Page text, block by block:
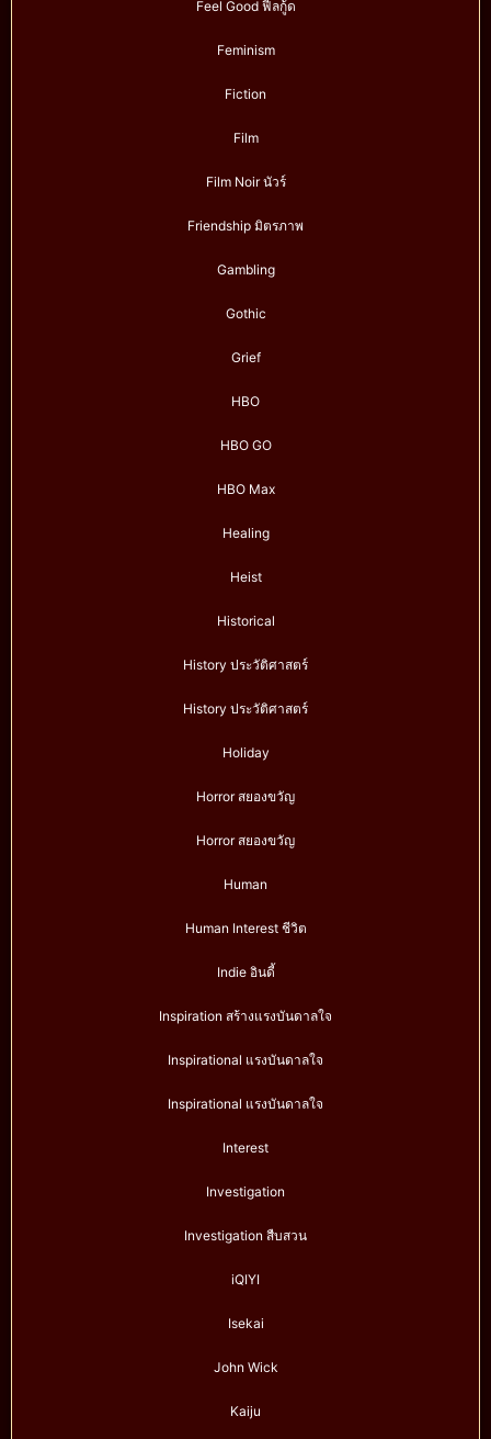
Feel Good ฟีลกู้ด
Feminism
Fiction
Film
Film Noir นัวร์
Friendship มิตรภาพ
Gambling
Gothic
Grief
HBO
HBO GO
HBO Max
Healing
Heist
Historical
History ประวัติศาสตร์
History ประวัติศาสตร์
Holiday
Horror สยองขวัญ
Horror สยองขวัญ
Human
Human Interest ชีวิต
Indie อินดี้
Inspiration สร้างแรงบันดาลใจ
Inspirational แรงบันดาลใจ
Inspirational แรงบันดาลใจ
Interest
Investigation
Investigation สืบสวน
iQIYI
Isekai
John Wick
Kaiju